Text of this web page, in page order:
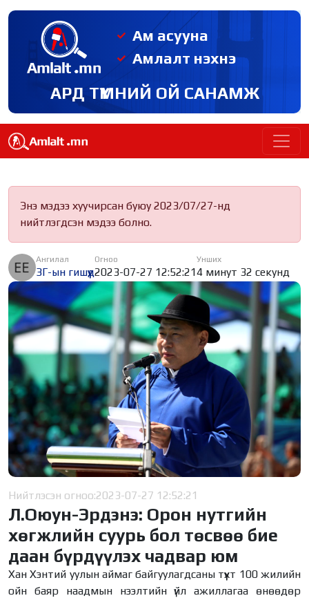
Ам асууна
Амлалт нэхнэ
АРД ТҮМНИЙ ОЙ САНАМЖ
Энэ мэдээ хуучирсан буюу 2023/07/27-нд
нийтлэгдсэн мэдээ болно.
Ангилал
ЗГ-ын гишүүд
Огноо
2023-07-27 12:52:21
Унших
4 минут 32 секунд
Нийтлэсэн огноо:2023-07-27 12:52:21
Л.Оюун-Эрдэнэ: Орон нутгийн
хөгжлийн суурь бол төсвөө бие
даан бүрдүүлэх чадвар юм
Хан Хэнтий уулын аймаг байгуулагдсаны түүхт 100 жилийн
ойн баяр наадмын нээлтийн үйл ажиллагаа өнөөдөр